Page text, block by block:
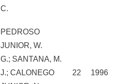
C.
PEDROSO
JUNIOR, W.
G.; SANTANA, M.
J.; CALONEGO
22 1996